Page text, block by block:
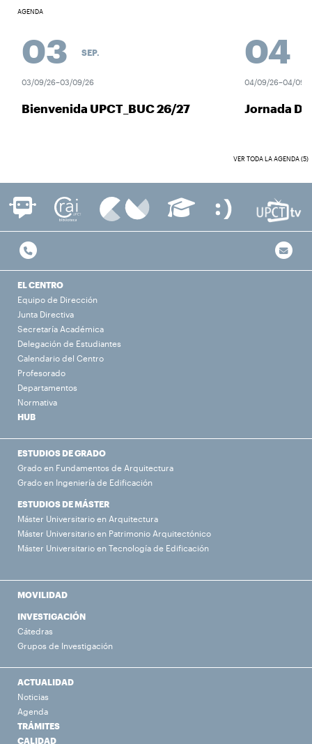
AGENDA
03 SEP.
03/09/26–03/09/26
Bienvenida UPCT_BUC 26/27
04
04/09/26–04/09/26
Jornada
VER TODA LA AGENDA (5)
EL CENTRO
Equipo de Dirección
Junta Directiva
Secretaría Académica
Delegación de Estudiantes
Calendario del Centro
Profesorado
Departamentos
Normativa
HUB
ESTUDIOS DE GRADO
Grado en Fundamentos de Arquitectura
Grado en Ingeniería de Edificación
ESTUDIOS DE MÁSTER
Máster Universitario en Arquitectura
Máster Universitario en Patrimonio Arquitectónico
Máster Universitario en Tecnología de Edificación
MOVILIDAD
INVESTIGACIÓN
Cátedras
Grupos de Investigación
ACTUALIDAD
Noticias
Agenda
TRÁMITES
CALIDAD